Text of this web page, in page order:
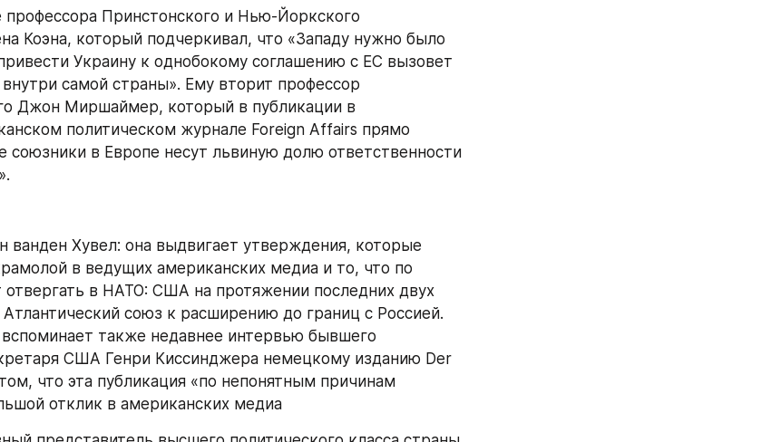
Принстонского и Нью-Йоркского
Коэна, который подчеркивал, что «Западу нужно было
Украину к однобокому соглашению с ЕС вызовет
самой страны». Ему вторит профессор
Джон Миршаймер, который в публикации в
политическом журнале Foreign Affairs прямо
союзники в Европе несут львиную долю ответственности
ванден Хувел: она выдвигает утверждения, которые
в ведущих американских медиа и то, что по
в НАТО: США на протяжении последних двух
союз к расширению до границ с Россией.
вспоминает также недавнее интервью бывшего
США Генри Киссинджера немецкому изданию Der
что эта публикация «по непонятным причинам
отклик в американских медиа